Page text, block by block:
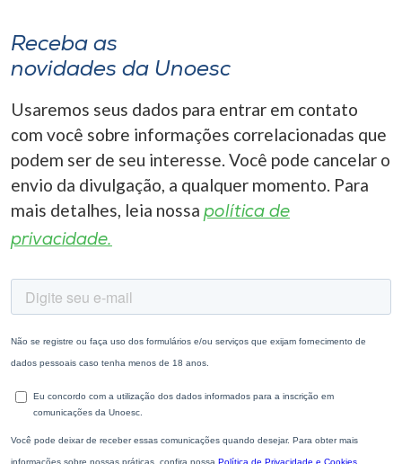
Receba as
novidades da Unoesc
Usaremos seus dados para entrar em contato
com você sobre informações correlacionadas que
podem ser de seu interesse. Você pode cancelar o
envio da divulgação, a qualquer momento. Para
mais detalhes, leia nossa política de
privacidade.